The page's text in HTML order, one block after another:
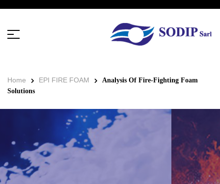
Home EPI FIRE FOAM
Analysis Of Fire-Fighting Foam
Solutions